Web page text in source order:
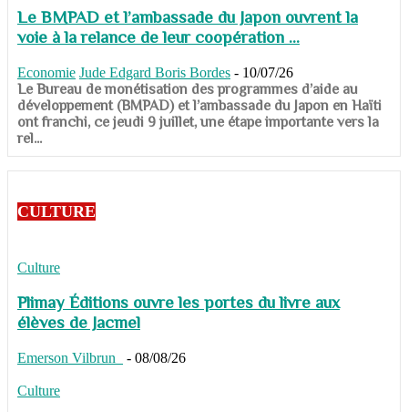
Le BMPAD et l’ambassade du Japon ouvrent la
voie à la relance de leur coopération ...
Economie Jude Edgard Boris Bordes - 10/07/26
​​​​​​​Le Bureau de monétisation des programmes d’aide au
développement (BMPAD) et l’ambassade du Japon en Haïti
ont franchi, ce jeudi 9 juillet, une étape importante vers la
rel...
CULTURE
Culture
Plimay Éditions ouvre les portes du livre aux
élèves de Jacmel
Emerson Vilbrun - 08/08/26
Culture